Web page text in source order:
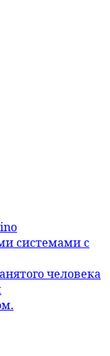
системами с
человека